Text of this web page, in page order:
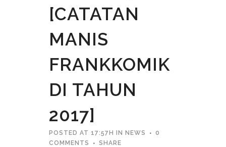
[CATATAN
MANIS
FRANKKOMIK
DI TAHUN
2017]
POSTED AT 17:57H IN NEWS
0
COMMENTS
SHARE